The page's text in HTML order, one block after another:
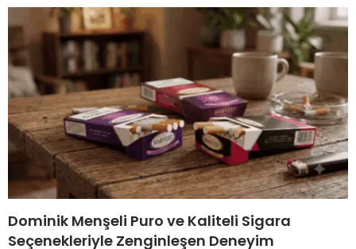
Dominik Menşeli Puro ve Kaliteli Sigara
Seçenekleriyle Zenginleşen Deneyim